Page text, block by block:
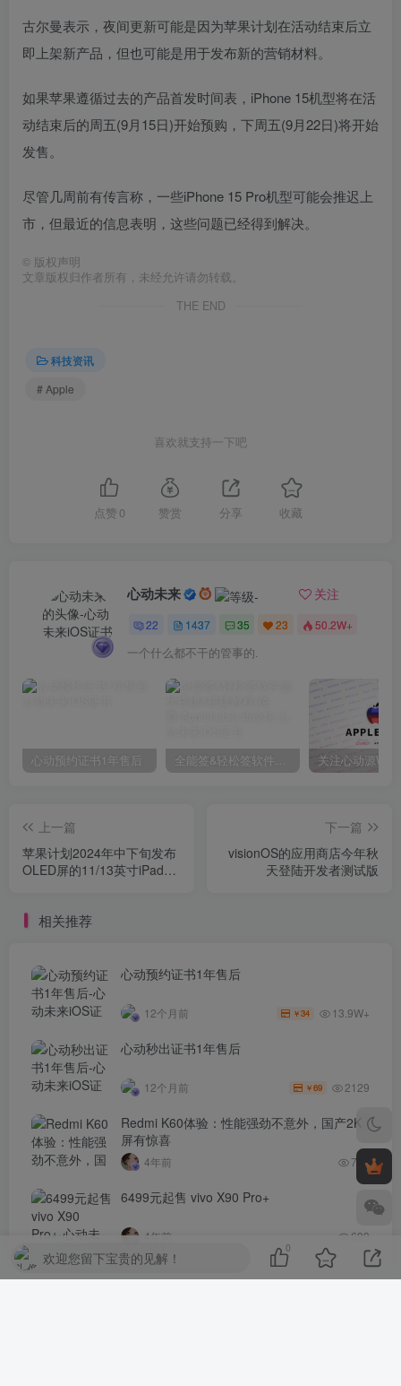
古尔曼表示，夜间更新可能是因为苹果计划在活动结束后立
即上架新产品，但也可能是用于发布新的营销材料。
如果苹果遵循过去的产品首发时间表，‌iPhone 15‌机型将在活
动结束后的周五(9月15日)开始预购，下周五(9月22日)将开始
发售。
尽管几周前有传言称，一些iPhone 15 Pro机型可能会推迟上
市，但最近的信息表明，这些问题已经得到解决。
© 版权声明
文章版权归作者所有，未经允许请勿转载。
THE END
科技资讯
# Apple
喜欢就支持一下吧
点赞 0 赞赏 分享 收藏
心动未来 关注
22 1437 35 23 50.2W+
一个什么都不干的管事的.
心动预约证书1年售后 全能签&轻松签软件源代搭建&搭建教程(免费)Applehub心动论坛
上一篇
苹果计划2024年中下旬发布
OLED屏的11/13英寸iPad
下一篇
visionOS的应用商店今年秋
天登陆开发者测试版
相关推荐
心动预约证书1年售后
12个月前 ￥34 13.9W+
心动秒出证书1年售后
12个月前 ￥69 2129
Redmi K60体验：性能强劲不意外，国产2K
屏有惊喜
4年前 797
6499元起售 vivo X90 Pro+
4年前 699
欢迎您留下宝贵的见解！
0